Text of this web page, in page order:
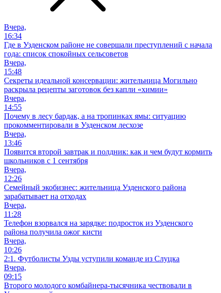
Вчера,
16:34
Где в Узденском районе не совершали преступлений с начала
года: список спокойных сельсоветов
Вчера,
15:48
Секреты идеальной консервации: жительница Могильно
раскрыла рецепты заготовок без капли «химии»
Вчера,
14:55
Почему в лесу бардак, а на тропинках ямы: ситуацию
прокомментировали в Узденском лесхозе
Вчера,
13:46
Появится второй завтрак и полдник: как и чем будут кормить
школьников с 1 сентября
Вчера,
12:26
Семейный экобизнес: жительница Узденского района
зарабатывает на отходах
Вчера,
11:28
Телефон взорвался на зарядке: подросток из Узденского
района получила ожог кисти
Вчера,
10:26
2:1. Футболисты Узды уступили команде из Слуцка
Вчера,
09:15
Второго молодого комбайнера-тысячника чествовали в